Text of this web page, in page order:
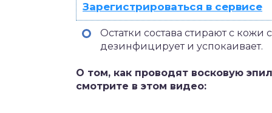
Зарегистрироваться в сервисе
Остатки состава стирают с
дезинфицирует и успокаивает.
О том, как проводят восковую
смотрите в этом видео: